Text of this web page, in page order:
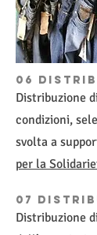
06
Distribuzione
condizioni,
svolta a
per la
07
Distribuzione